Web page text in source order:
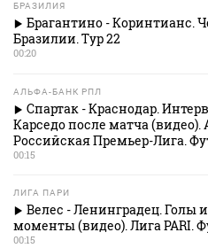
БРАЗИЛИЯ
Брагантино - Коринтианс.
Бразилии. Тур 22
00:20
АЛЬФА-БАНК РПЛ
Спартак - Краснодар.
Карседо после матча (видео).
Российская Премьер-Лига.
00:15
ЛИГА ПАРИ
Велес - Ленинградец. Голы
моменты (видео). Лига PARI.
00:15